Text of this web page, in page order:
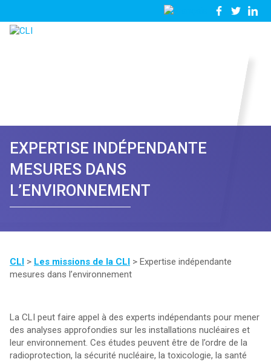
28
23
contacter
EXPERTISE INDÉPENDANTE
MESURES DANS
L’ENVIRONNEMENT
CLI > Les missions de la CLI > Expertise indépendante
mesures dans l’environnement
La CLI peut faire appel à des experts indépendants pour mener
des analyses approfondies sur les installations nucléaires et
leur environnement. Ces études peuvent être de l’ordre de la
radioprotection, la sécurité nucléaire, la toxicologie, la santé